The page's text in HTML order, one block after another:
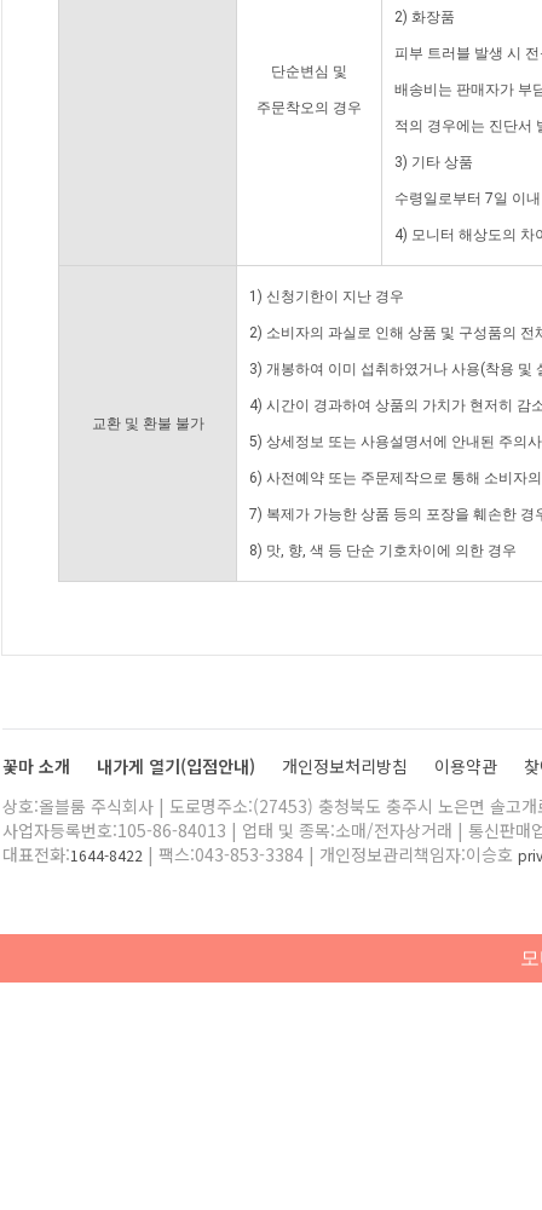
단순변심 및
주문착오의 경우
2) 화장품
피부 트러블 발생 시
배송비는 판매자가 부
적의 경우에는 진단서
3) 기타 상품
수령일로부터 7일 이
4) 모니터 해상도의 차
교환 및 환불 불가
1) 신청기한이 지난 경우
2) 소비자의 과실로 인해 상품 및 구성품의
3) 개봉하여 이미 섭취하였거나 사용(착용 및
4) 시간이 경과하여 상품의 가치가 현저히 감
5) 상세정보 또는 사용설명서에 안내된 주의
6) 사전예약 또는 주문제작으로 통해 소비자
7) 복제가 가능한 상품 등의 포장을 훼손한 경
8) 맛, 향, 색 등 단순 기호차이에 의한 경우
꽃마 소개 내가게 열기(입점안내) 개인정보처리방침 이용약관
상호:올블룸 주식회사 | 도로명주소:(27453) 충청북도 충주시 노은면 솔고
사업자등록번호:105-86-84013 | 업태 및 종목:소매/전자상거래 | 통신판매
대표전화:1644-8422 | 팩스:043-853-3384 | 개인정보관리책임자:이승호